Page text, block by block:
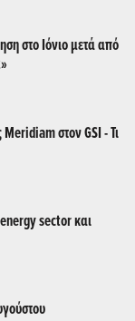
στο Ιόνιο μετά από
στον GSI - Τι